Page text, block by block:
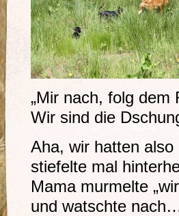
„Mir nach, folg dem
Wir sind die
Aha, wir hatten
stiefelte mal
Mama murmelte
und watschte